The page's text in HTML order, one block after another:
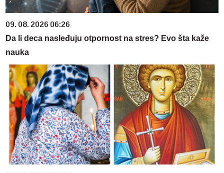
09. 08. 2026 06:26
Da li deca nasleđuju otpornost na stres? Evo šta kaže
nauka